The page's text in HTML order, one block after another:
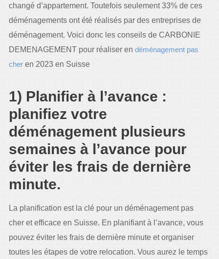
changé d’appartement. Toutefois seulement 33% de ces
déménagements ont été réalisés par des entreprises de
déménagement. Voici donc les conseils de CARBONIE
DEMENAGEMENT pour réaliser en déménagement pas
cheren 2023 en Suisse
1) Planifier à l’avance :
planifiez votre
déménagement plusieurs
semaines à l’avance pour
éviter les frais de dernière
minute.
La planification est la clé pour un déménagement pas
cher et efficace en Suisse. En planifiant à l’avance, vous
pouvez éviter les frais de dernière minute et organiser
toutes les étapes de votre relocation. Vous aurez le temps